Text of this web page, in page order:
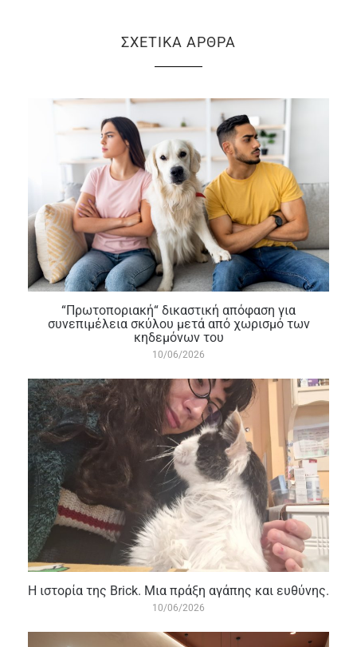
ΣΧΕΤΙΚΆ ΆΡΘΡΑ
“Πρωτοποριακή“ δικαστική απόφαση για
συνεπιμέλεια σκύλου μετά από χωρισμό των
κηδεμόνων του
10/06/2026
Η ιστορία της Βrick. Μια πράξη αγάπης και ευθύνης.
10/06/2026